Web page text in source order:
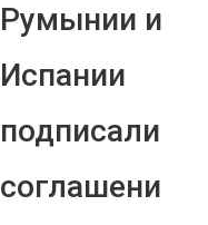
Румынии и
Испании
подписали
соглашени